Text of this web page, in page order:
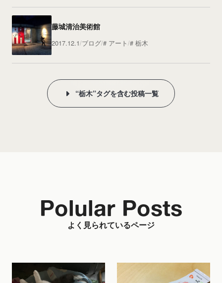
藤城清治美術館
2017.12.1 ブログ アート 栃木
“栃木”タグを含む投稿一覧
よく見られているページ
Polular Posts